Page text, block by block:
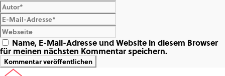
Name, E-Mail-Adresse und Website in diesem Browser
für meinen nächsten Kommentar speichern.